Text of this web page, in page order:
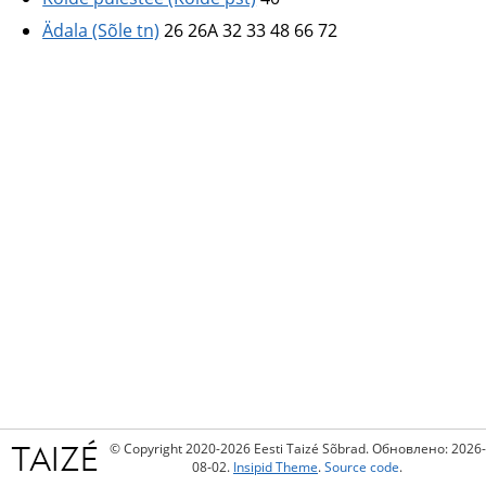
Ädala (Sõle tn) 26 26A 32 33 48 66 72
© Copyright 2020-2026 Eesti Taizé Sõbrad. Обновлено: 2026-
08-02. Insipid Theme.Source code.